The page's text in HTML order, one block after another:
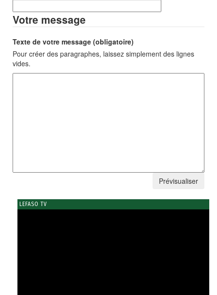
Votre message
Texte de votre message (obligatoire)
Pour créer des paragraphes, laissez simplement des lignes
vides.
LEFASO TV